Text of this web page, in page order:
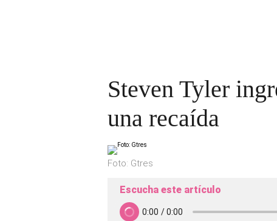
Steven Tyler
una recaída
Foto: Gtres
Escucha este artículo